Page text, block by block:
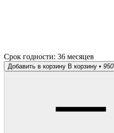
Срок годности: 36 месяцев
Добавить в корзину В корзину • 950